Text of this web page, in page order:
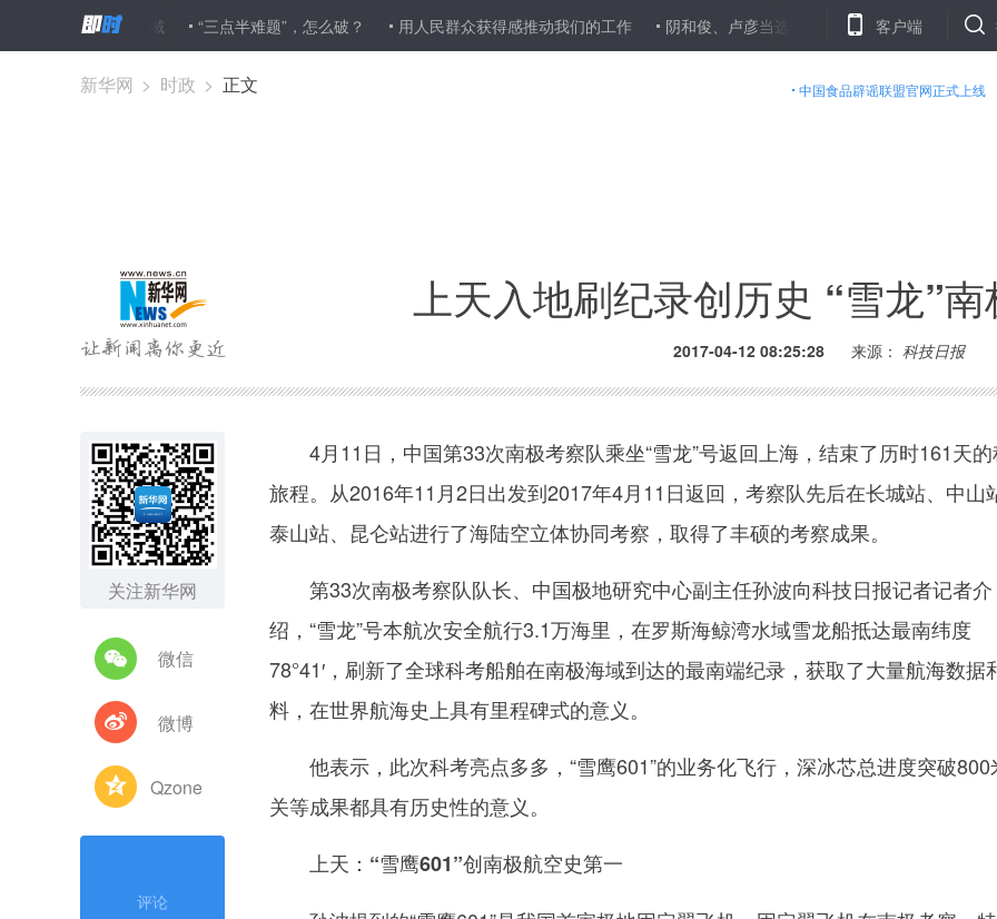
达安全海域 “三点半难题”，怎么破？ 用人民群众获得感推动我们的工作 阴和俊、卢彦当选北京市副市长 个别地方政府成“老赖
客户端
中国食品辟谣联盟官网正式上线
新华网 > 时政 > 正文
上天入地刷纪录创历史 “雪龙”
2017-04-12 08:25:28 来源： 科技日报
关注新华网
微信
微博
Qzone
评论
4月11日，中国第33次南极考察队乘坐“雪龙”号返回上海，结束了历时161天
旅程。从2016年11月2日出发到2017年4月11日返回，考察队先后在长城站、中山站
泰山站、昆仑站进行了海陆空立体协同考察，取得了丰硕的考察成果。
第33次南极考察队队长、中国极地研究中心副主任孙波向科技日报记者记者介
绍，“雪龙”号本航次安全航行3.1万海里，在罗斯海鲸湾水域雪龙船抵达最南纬度
78°41′，刷新了全球科考船舶在南极海域到达的最南端纪录，获取了大量航海数据
料，在世界航海史上具有里程碑式的意义。
他表示，此次科考亮点多多，“雪鹰601”的业务化飞行，深冰芯总进度突破800
关等成果都具有历史性的意义。
上天：“雪鹰601”创南极航空史第一